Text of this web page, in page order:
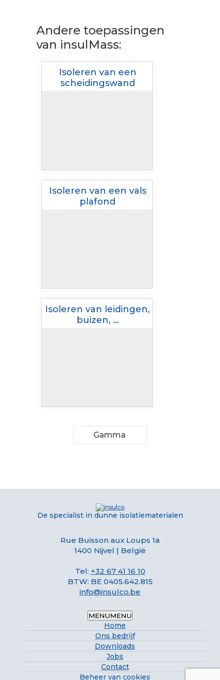
Andere toepassingen
van insulMass:
Isoleren van een
scheidingswand
Isoleren van een vals
plafond
Isoleren van leidingen,
buizen, …
Gamma
De specialist in dunne isolatiematerialen
Rue Buisson aux Loups 1a
1400 Nijvel | België
Tel: +32 67 41 16 10
BTW: BE 0405.642.815
info@insulco.be
MENUMENU
Home
Ons bedrijf
Downloads
Jobs
Contact
Beheer van cookies